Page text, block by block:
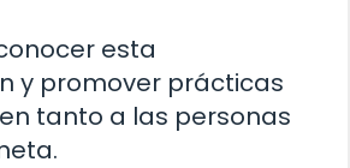
esta
y promover prácticas
tanto a las personas